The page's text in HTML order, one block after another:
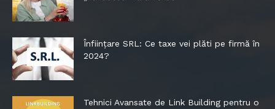
Înființare SRL: Ce taxe vei plăti pe firmă în
2024?
Tehnici Avansate de Link Building pentru o